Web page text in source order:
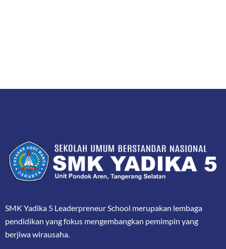
SMK Yadika 5 Leaderpreneur School merupakan lembaga
pendidikan yang fokus mengembangkan pemimpin yang
berjiwa wirausaha.